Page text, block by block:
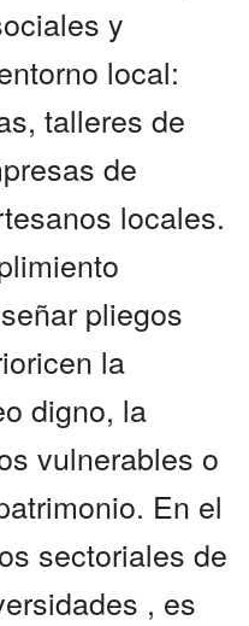
y
local:
talleres de
de
locales.
pliegos
la
digno, la
vulnerables o
En el
sectoriales de
, es